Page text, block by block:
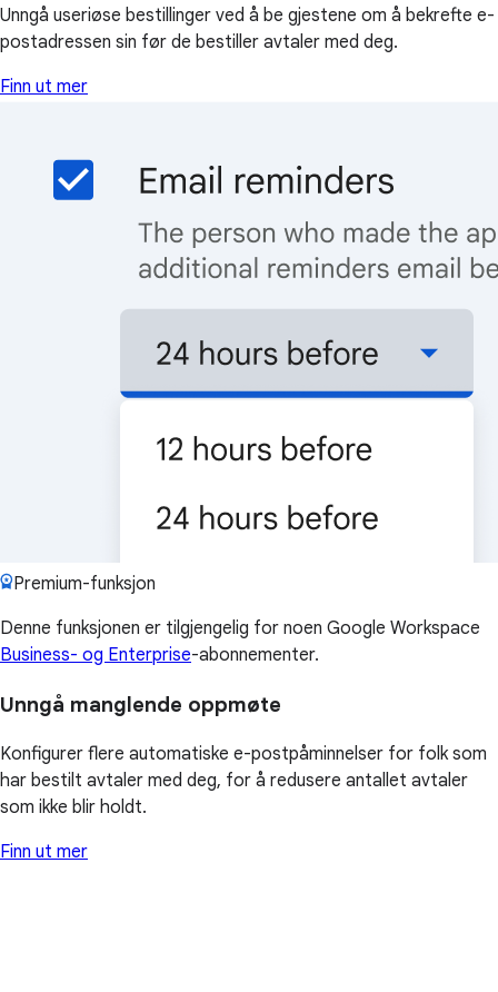
Unngå useriøse bestillinger ved å be gjestene om å bekrefte e-
postadressen sin før de bestiller avtaler med deg.
Finn ut mer
Premium-funksjon
Denne funksjonen er tilgjengelig for noen Google Workspace
Business- og Enterprise-abonnementer.
Unngå manglende oppmøte
Konfigurer flere automatiske e-postpåminnelser for folk som
har bestilt avtaler med deg, for å redusere antallet avtaler
som ikke blir holdt.
Finn ut mer